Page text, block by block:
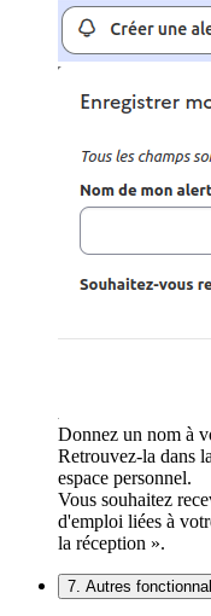
Donnez un nom à
Retrouvez-la dans
espace personnel.
Vous souhaitez
d'emploi liées à
la réception ».
7. Autres